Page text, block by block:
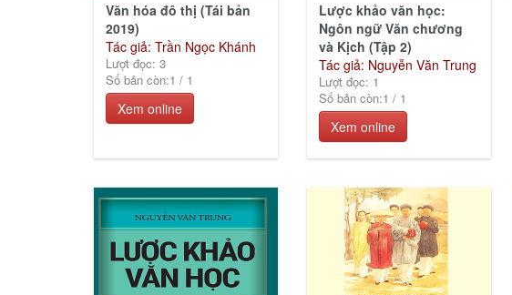
Văn hóa đô thị (Tái bản
2019)
Tác giả: Trần Ngọc Khánh
Lượt đọc: 3
Số bản còn:1 /1
Xem online
Lược khảo văn học:
Ngôn ngữ Văn chương
và Kịch (Tập 2)
Tác giả: Nguyễn Văn Trung
Lượt đọc: 1
Số bản còn:1 /1
Xem online